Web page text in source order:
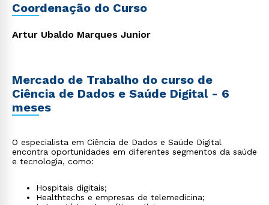
Coordenação do Curso
Artur Ubaldo Marques Junior
Mercado de Trabalho do curso de
Ciência de Dados e Saúde Digital - 6
meses
O especialista em Ciência de Dados e Saúde Digital
encontra oportunidades em diferentes segmentos da saúde
e tecnologia, como:
Hospitais digitais;
Healthtechs e empresas de telemedicina;